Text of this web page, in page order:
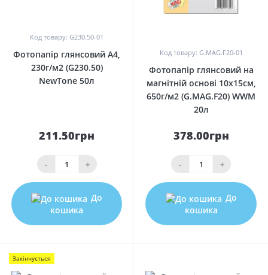
Код товару: G230.50-01
Фотопапір глянсовий A4,
230г/м2 (G230.50)
NewTone 50л
211.50грн
- +
До
кошика
Код товару: G.MAG.F20-01
Фотопапір глянсовий на
магнітній основі 10x15см,
650г/м2 (G.MAG.F20) WWM
20л
378.00грн
- +
До
кошика
Закінчується